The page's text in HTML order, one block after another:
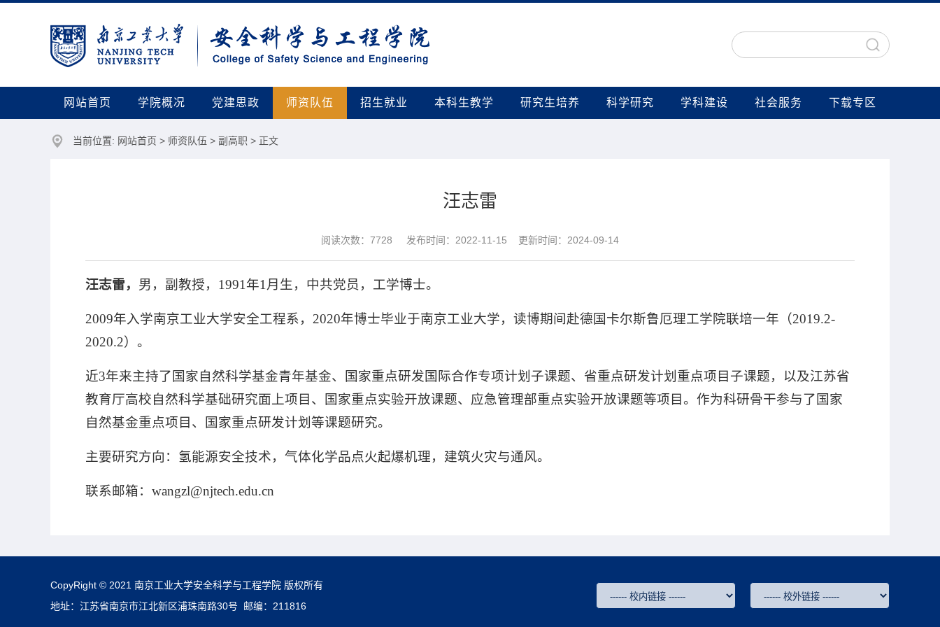
网站首页 学院概况 党建思政 师资队伍 招生就业 本科生教学 研究生培养 科学研究 学科建设 社会服务 下载专区
当前位置: 网站首页 > 师资队伍 > 副高职 > 正文
汪志雷
阅读次数： 7728 发布时间：2022-11-15 更新时间：2024-09-14
汪志雷， 男， 副教授， 1991年1月生，中共党员，工学博士。
2009年入学南京工业大学安全工程系，2020年博士毕业于南京工业大学，读博期间赴德国卡尔斯鲁厄理工学院联培一年（2019.2-
2020.2）。
近3年来主持了国家自然科学基金青年基金、国家重点研发国际合作专项计划子课题、省重点研发计划重点项目子课题，以及江苏省
教育厅高校自然科学基础研究面上项目、国家重点实验开放课题、应急管理部重点实验开放课题等项目。作为科研骨干参与了国家
自然基金重点项目、国家重点研发计划等课题研究。
主要研究方向：氢能源安全技术，气体化学品点火起爆机理，建筑火灾与通风。
联系邮箱：wangzl@njtech.edu.cn
CopyRight © 2021 南京工业大学安全科学与工程学院 版权所有
地址：江苏省南京市江北新区浦珠南路30号 邮编：211816